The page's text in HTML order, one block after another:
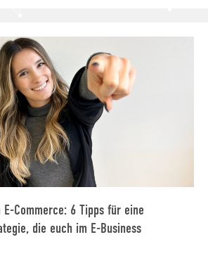
Commerce: 6 Tipps für eine
die euch im E-Business